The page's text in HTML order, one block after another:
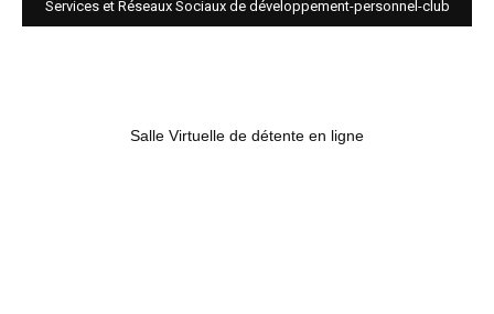
Services et Réseaux Sociaux de développement-personnel-club
Salle Virtuelle de détente en ligne